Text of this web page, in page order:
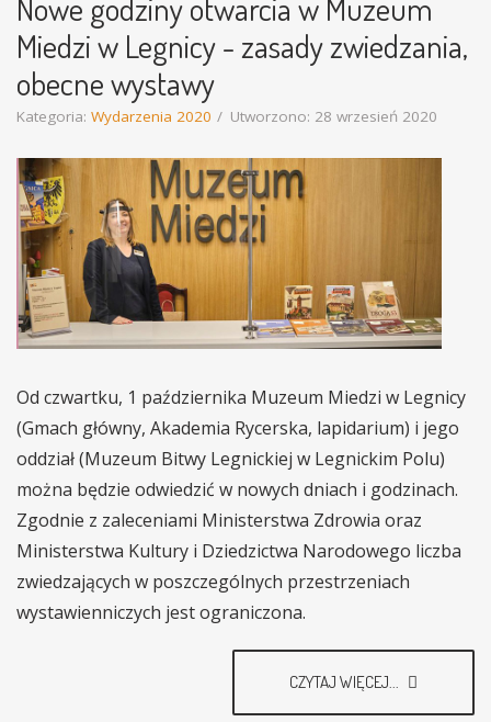
Miedzi w Legnicy - zasady zwiedzania,
obecne wystawy
Kategoria: Wydarzenia 2020 Utworzono: 28 wrzesień 2020
Od czwartku, 1 października Muzeum Miedzi w Legnicy
(Gmach główny, Akademia Rycerska, lapidarium) i jego
oddział (Muzeum Bitwy Legnickiej w Legnickim Polu)
można będzie odwiedzić w nowych dniach i godzinach.
Zgodnie z zaleceniami Ministerstwa Zdrowia oraz
Ministerstwa Kultury i Dziedzictwa Narodowego liczba
zwiedzających w poszczególnych przestrzeniach
wystawienniczych jest ograniczona.
CZYTAJ WIĘCEJ...